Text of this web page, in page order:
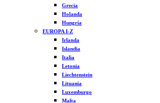
Grecia
Holanda
Hungría
EUROPA I-Z
Irlanda
Islandia
Italia
Letonia
Liechtenstein
Lituania
Luxemburgo
Malta